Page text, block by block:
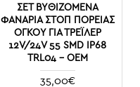
ΣΕΤ ΒΥΘΙΖΌΜΕΝΑ
ΦΑΝΆΡΙΑ ΣΤΟΠ ΠΟΡΕΊΑΣ
ΌΓΚΟΥ ΓΙΑ ΤΡΈΙΛΕΡ
12V/24V 55 SMD IP68
TRL04 - ΟΕΜ
35,00€